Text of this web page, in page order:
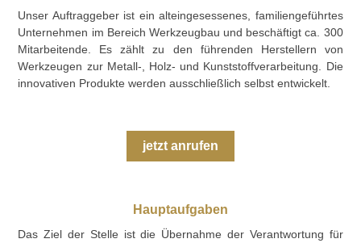
Unser Auftraggeber ist ein alteingesessenes, familiengeführtes
Unternehmen im Bereich Werkzeugbau und beschäftigt ca. 300
Mitarbeitende. Es zählt zu den führenden Herstellern von
Werkzeugen zur Metall-, Holz- und Kunststoffverarbeitung. Die
innovativen Produkte werden ausschließlich selbst entwickelt.
jetzt anrufen
Hauptaufgaben
Das Ziel der Stelle ist die Übernahme der Verantwortung für